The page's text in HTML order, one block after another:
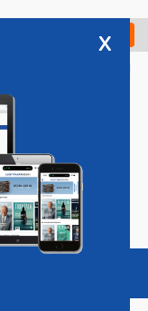
Check in
Vacatures
x